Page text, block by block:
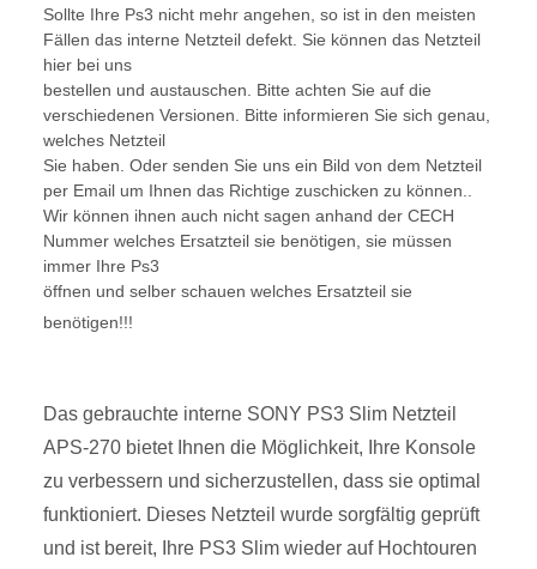
Sollte Ihre Ps3 nicht mehr angehen, so ist in den meisten
Fällen das interne Netzteil defekt. Sie können das Netzteil
hier bei uns
bestellen und austauschen. Bitte achten Sie auf die
verschiedenen Versionen. Bitte informieren Sie sich genau,
welches Netzteil
Sie haben. Oder senden Sie uns ein Bild von dem Netzteil
per Email um Ihnen das Richtige zuschicken zu können..
Wir können ihnen auch nicht sagen anhand der CECH
Nummer welches Ersatzteil sie benötigen, sie müssen
immer Ihre Ps3
öffnen und selber schauen welches Ersatzteil sie
benötigen!!!
Das gebrauchte interne SONY PS3 Slim Netzteil
APS-270 bietet Ihnen die Möglichkeit, Ihre Konsole
zu verbessern und sicherzustellen, dass sie optimal
funktioniert. Dieses Netzteil wurde sorgfältig geprüft
und ist bereit, Ihre PS3 Slim wieder auf Hochtouren